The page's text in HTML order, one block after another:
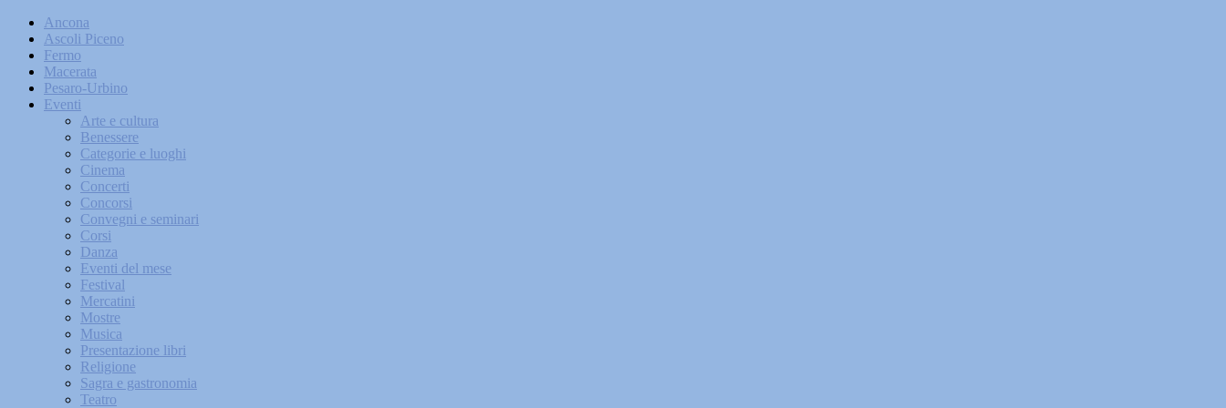
Ancona
Ascoli Piceno
Fermo
Macerata
Pesaro-Urbino
Eventi
Arte e cultura
Benessere
Categorie e luoghi
Cinema
Concerti
Concorsi
Convegni e seminari
Corsi
Danza
Eventi del mese
Festival
Mercatini
Mostre
Musica
Presentazione libri
Religione
Sagra e gastronomia
Teatro